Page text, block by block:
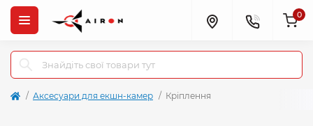
0
Аксесуари для екшн-камер Кріплення